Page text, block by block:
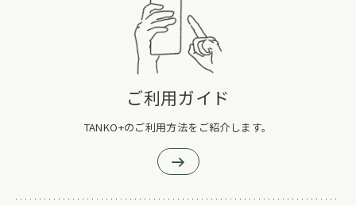
ご利用ガイド
TANKO+のご利用方法をご紹介します。